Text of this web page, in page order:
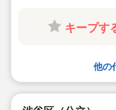
人員配
休み取り
タントが
キープす
他の